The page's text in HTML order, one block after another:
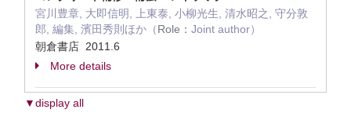
宮川豊章, 大即信明, 上東泰, 小柳光生, 清水昭之, 守分敦
郎, 編集, 濱田秀則ほか（Role： Joint author）
朝倉書店 2011.6
More details
▼display all